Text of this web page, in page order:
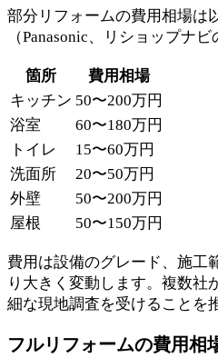
部分リフォームの費用相場は
（Panasonic、リショップナビ
箇所
費用相場
キッチン 50〜200万円
浴室
60〜180万円
トイレ
15〜60万円
洗面所
20〜50万円
外壁
50〜200万円
屋根
50〜150万円
費用は設備のグレード、施工
り大きく変動します。複数社
細な現地調査を受けることを
フルリフォームの費用相